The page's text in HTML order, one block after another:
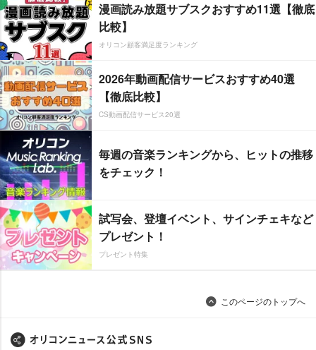
漫画読み放題サブスクおすすめ11選【徹底
比較】
オリコン顧客満足度ランキング
2026年動画配信サービスおすすめ40選
【徹底比較】
CS動画配信サービス20選
毎週の音楽ランキングから、ヒットの推移
をチェック！
試写会、登壇イベント、サインチェキなど
プレゼント！
プレゼント特集
このページのトップへ